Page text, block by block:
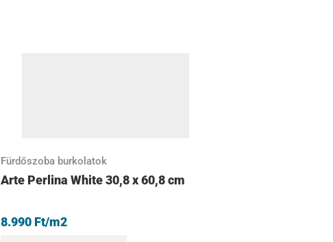
Fürdőszoba burkolatok
Arte Perlina White 30,8 x 60,8 cm
8.990 Ft/m2